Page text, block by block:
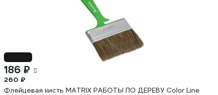
186 ₽
260 ₽
Флейцевая кисть MATRIX РАБОТЫ ПО ДЕРЕВУ Color Line